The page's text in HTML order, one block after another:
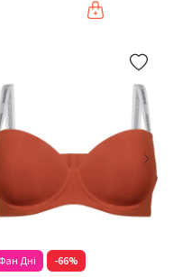
Фан Дні -66%